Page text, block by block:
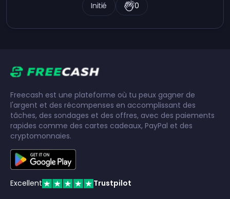
Initié 0
Freecash est une plateforme où tu peux gagner de
l'argent et des récompenses en accomplissant des
tâches, des sondages et des offres, avec des paiements
rapides comme des cartes cadeaux, PayPal et des
cryptomonnaies.
Excellent Trustpilot